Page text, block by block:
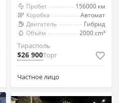
Пробег
156000 км
Коробка
Автомат
Двигатель
Гибрид
Объём
2000 cm³
Тирасполь
$26 900Торг
Частное лицо